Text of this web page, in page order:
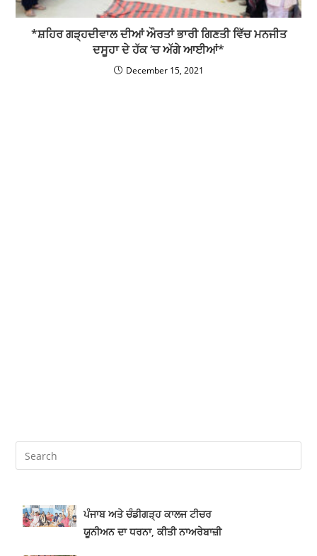
*ਸ਼ਹਿਰ ਗੜ੍ਹਦੀਵਾਲ ਦੀਆਂ ਔਰਤਾਂ ਭਾਰੀ ਗਿਣਤੀ ਵਿੱਚ ਮਨਜੀਤ
ਦਸੂਹਾ ਦੇ ਹੱਕ ‘ਚ ਅੱਗੇ ਆਈਆਂ*
December 15, 2021
ਪੰਜਾਬ ਅਤੇ ਚੰਡੀਗੜ੍ਹ ਕਾਲਜ ਟੀਚਰ
ਯੂਨੀਅਨ ਦਾ ਧਰਨਾ, ਕੀਤੀ ਨਾਅਰੇਬਾਜ਼ੀ